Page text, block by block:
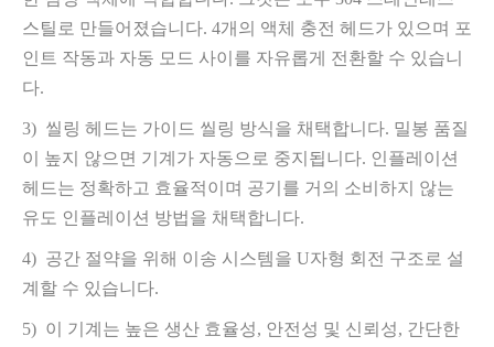
스틸로 만들어졌습니다. 4개의 액체 충전 헤드가 있으며 포
인트 작동과 자동 모드 사이를 자유롭게 전환할 수 있습니
다.
3) 씰링 헤드는 가이드 씰링 방식을 채택합니다. 밀봉 품질
이 높지 않으면 기계가 자동으로 중지됩니다. 인플레이션
헤드는 정확하고 효율적이며 공기를 거의 소비하지 않는
유도 인플레이션 방법을 채택합니다.
4) 공간 절약을 위해 이송 시스템을 U자형 회전 구조로 설
계할 수 있습니다.
5) 이 기계는 높은 생산 효율성, 안전성 및 신뢰성, 간단한